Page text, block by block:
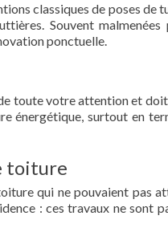
classiques de poses de
Souvent malmenées
ponctuelle.
toute votre attention et
énergétique, surtout en
toiture
qui ne pouvaient pas
: ces travaux ne sont